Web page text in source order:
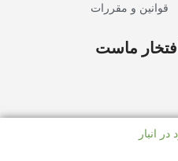
انبار
قوانین و مقررات
ماست